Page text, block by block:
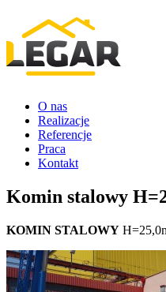
O nas
Realizacje
Referencje
Praca
Kontakt
Komin stalowy
KOMIN STALOWY